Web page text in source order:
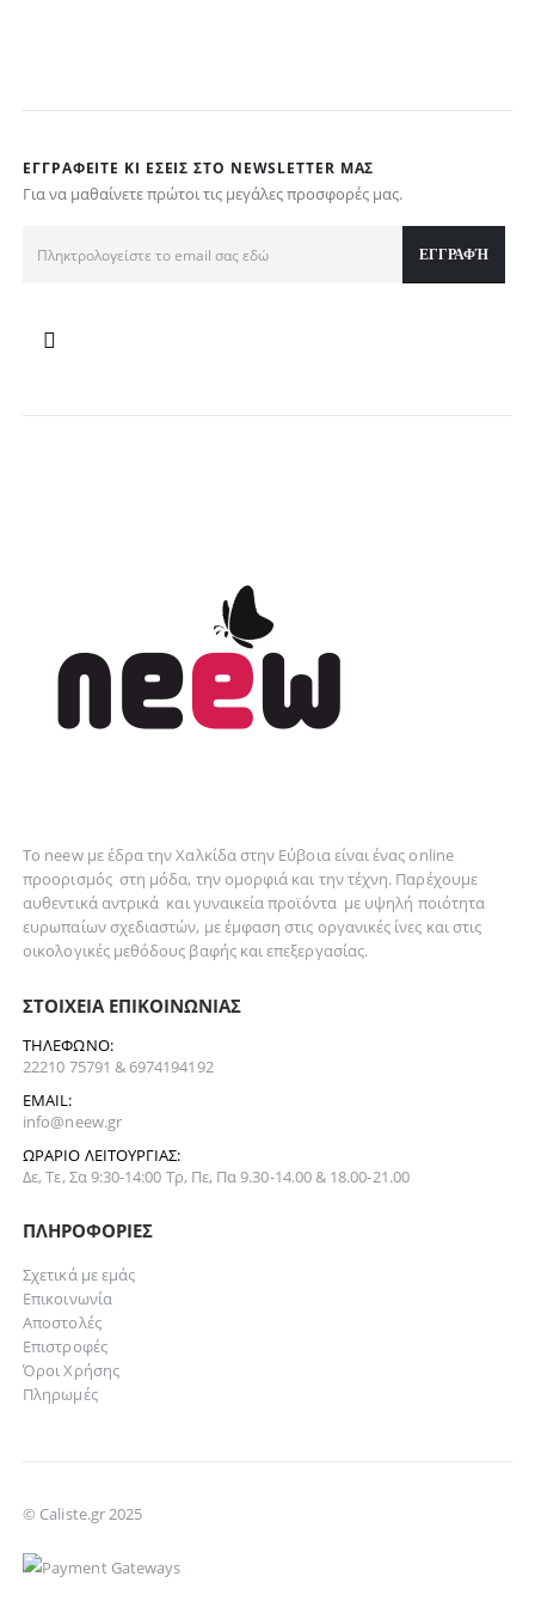
ΕΓΓΡΑΦΕΊΤΕ ΚΙ ΕΣΕΊΣ ΣΤΟ NEWSLETTER ΜΑΣ
Για να μαθαίνετε πρώτοι τις μεγάλες προσφορές μας.
Το neew με έδρα την Xαλκίδα στην Εύβοια είναι ένας online
προορισμός στη μόδα, τηνομορφιά και τηντέχνη. Παρέχουμε
αυθεντικάαντρικά καιγυναικείαπροϊόντα με υψηλή ποιότητα
ευρωπαίων σχεδιαστών, με έμφαση στις οργανικές ίνες και στις
οικολογικές μεθόδους βαφής και επεξεργασίας.
ΣΤΟΙΧΕΊΑ ΕΠΙΚΟΙΝΩΝΊΑΣ
ΤΗΛΈΦΩΝΟ:
22210 75791 & 6974194192
EMAIL:
info@neew.gr
ΩΡΆΡΙΟ ΛΕΙΤΟΥΡΓΊΑΣ:
Δε, Τε, Σα 9:30-14:00 Τρ, Πε, Πα 9.30-14.00 & 18.00-21.00
ΠΛΗΡΟΦΟΡΊΕΣ
Σχετικά με εμάς
Επικοινωνία
Αποστολές
Επιστροφές
Όροι Χρήσης
Πληρωμές
© Caliste.gr 2025